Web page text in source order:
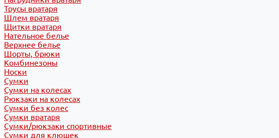
Трусы вратаря
Шлем вратаря
Щитки вратаря
Нательное белье
Верхнее белье
Шорты, брюки
Комбинезоны
Носки
Сумки
Сумки на колесах
Рюкзаки на колесах
Сумки без колес
Сумки вратаря
Сумки/рюкзаки спортивные
Сумки для клюшек